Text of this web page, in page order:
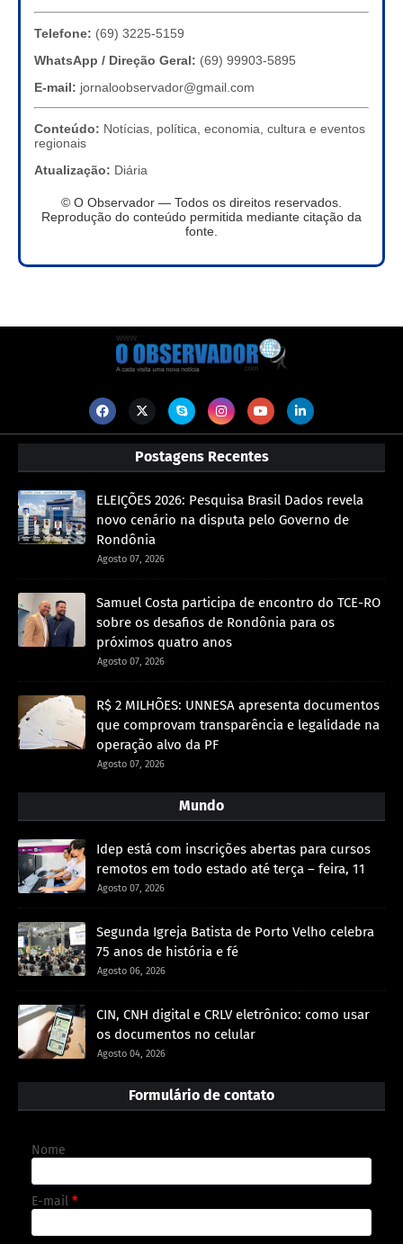
Telefone: (69) 3225-5159
WhatsApp / Direção Geral: (69) 99903-5895
E-mail: jornaloobservador@gmail.com
Conteúdo: Notícias, política, economia, cultura e eventos
regionais
Atualização: Diária
© O Observador — Todos os direitos reservados.
Reprodução do conteúdo permitida mediante citação da
fonte.
Postagens Recentes
ELEIÇÕES 2026: Pesquisa Brasil Dados revela
novo cenário na disputa pelo Governo de
Rondônia
Agosto 07, 2026
Samuel Costa participa de encontro do TCE-RO
sobre os desafios de Rondônia para os
próximos quatro anos
Agosto 07, 2026
R$ 2 MILHÕES: UNNESA apresenta documentos
que comprovam transparência e legalidade na
operação alvo da PF
Agosto 07, 2026
Mundo
Idep está com inscrições abertas para cursos
remotos em todo estado até terça – feira, 11
Agosto 07, 2026
Segunda Igreja Batista de Porto Velho celebra
75 anos de história e fé
Agosto 06, 2026
CIN, CNH digital e CRLV eletrônico: como usar
os documentos no celular
Agosto 04, 2026
Formulário de contato
Nome
E-mail *